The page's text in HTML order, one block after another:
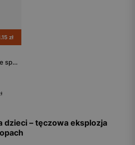
zł
Tęczowe sandały dziecięce sportowe na rzepy BARTEK 16043201
dzieci – tęczowa eksplozja